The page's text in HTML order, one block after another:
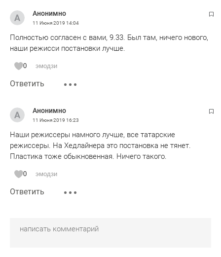
Анонимно
11 Июня 2019 14:04
Полностью согласен с вами, 9.33. Был там, ничего нового,
наши режисси постановки лучше.
0 эмодзи
Ответить
Анонимно
11 Июня 2019 16:23
Наши режиссеры намного лучше, все татарские
режиссеры. На Хедлайнера это постановка не тянет.
Пластика тоже обыкновенная. Ничего такого.
0 эмодзи
Ответить